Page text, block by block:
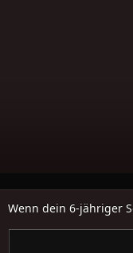
Wenn dein 6-jähriger